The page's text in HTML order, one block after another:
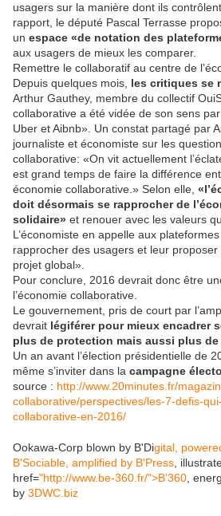
usagers sur la manière dont ils
rapport, le député Pascal Terrasse
un espace «de notation des
aux usagers de mieux les comparer.
Remettre le collaboratif au centre de
Depuis quelques mois, les critiques se
Arthur Gauthey, membre du collectif
collaborative a été vidée de son sens
Uber et Aibnb». Un constat partagé par
journaliste et économiste sur les
collaborative: «On vit actuellement
est grand temps de faire la différence
économie collaborative.» Selon elle,
doit désormais se rapprocher de
solidaire» et renouer avec les valeurs
L’économiste en appelle aux
rapprocher des usagers et leur proposer
projet global».
Pour conclure, 2016 devrait donc être
l’économie collaborative.
Le gouvernement, pris de court par
devrait légiférer pour mieux encadrer
plus de protection mais aussi plus de
Un an avant l’élection présidentielle de
même s’inviter dans la campagne
source : http://www.20minutes.fr/
collaborative/perspectives/les-7-defis-
collaborative-en-2016/
Ookawa-Corp blown by B'Digital,
B'Sociable, amplified by B'Press ,
href="http://www.be-360.fr/">B'360 ,
by 3DWC.biz